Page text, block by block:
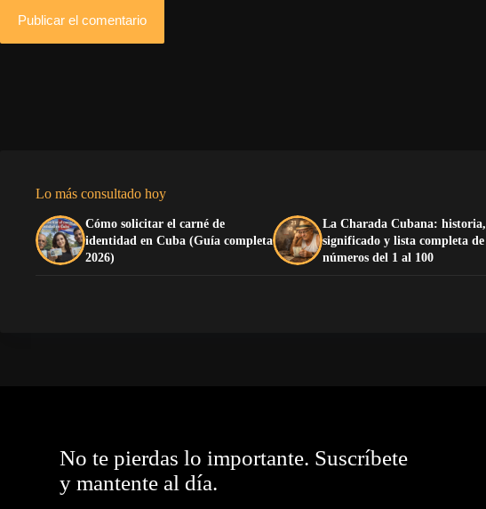
Publicar el comentario
Lo más consultado hoy
Cómo solicitar el carné de
identidad en Cuba (Guía completa
2026)
La Charada Cubana: historia,
significado y lista completa de
números del 1 al 100
No te pierdas lo importante. Suscríbete
y mantente al día.